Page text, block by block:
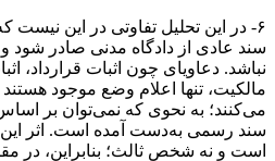
۶- در این تحلیل تفاوتی در این نیست
سند عادی از دادگاه مدنی صادر شود
نباشد. دعاویای چون اثبات قرارداد،
مالکیت، تنها اعلام وضع موجود
می‌کنند؛ به‌ نحوی‌ که نمی‌توان بر
سند رسمی به‌دست‌ آمده است. اثر این
است و نه شخص ثالث؛ بنابراین، در